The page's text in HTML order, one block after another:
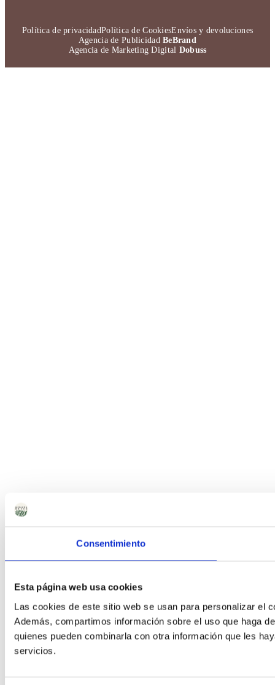
Consentimiento
Esta página web usa cookies
Las cookies de este sitio web se usan para personalizar el
Además, compartimos información sobre el uso que haga
quienes pueden combinarla con otra información que les
servicios.
Política de privacidadPolítica de CookiesEnvíos y devoluciones
Agencia de PublicidadBeBrand
Agencia de Marketing Digital Dobuss